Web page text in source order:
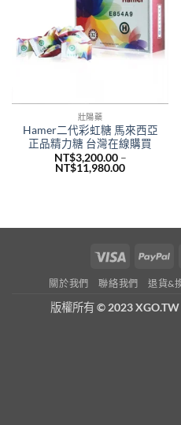
壯陽藥
Hamer二代彩虹糖 馬來西亞
正品精力糖 台灣在線購買
NT$3,200.00 –
NT$11,980.00價
Visa
關於我們 聯絡我們 退貨&
版權所有© 2023 XGO.TW